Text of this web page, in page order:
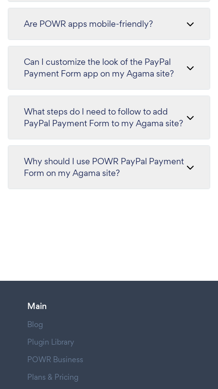
Are POWR apps mobile-friendly?
Can I customize the look of the PayPal
Payment Form app on my Agama site?
What steps do I need to follow to add
PayPal Payment Form to my Agama site?
Why should I use POWR PayPal Payment
Form on my Agama site?
Main
Blog
Plugin Library
POWR Business
Plans & Pricing